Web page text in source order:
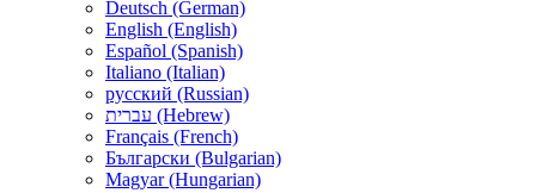
Deutsch (German)
English (English)
Español (Spanish)
Italiano (Italian)
русский (Russian)
עברית (Hebrew)
Français (French)
Български (Bulgarian)
Magyar (Hungarian)